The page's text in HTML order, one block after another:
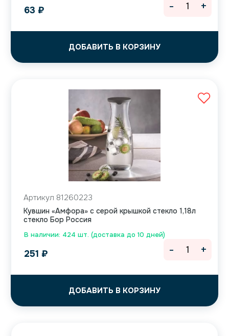
63 ₽
ДОБАВИТЬ В КОРЗИНУ
- +
В наличии: 424 шт. (доставка до 10 дней)
Артикул 81260223
Кувшин «Амфора» с серой крышкой стекло 1,18л
стекло Бор Россия
251 ₽
ДОБАВИТЬ В КОРЗИНУ
- +